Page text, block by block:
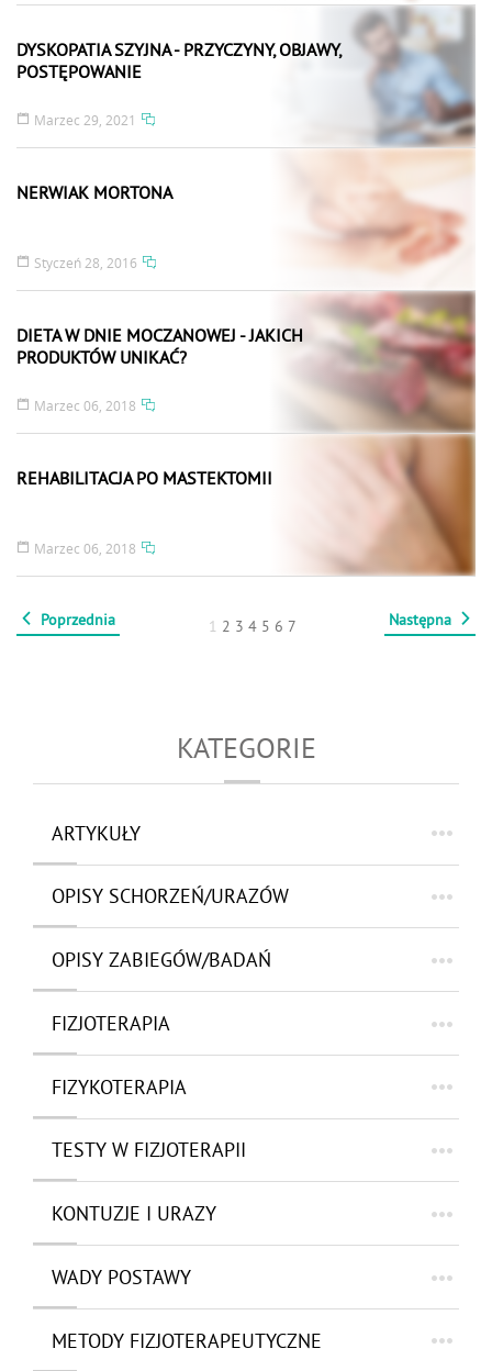
DYSKOPATIA SZYJNA - PRZYCZYNY, OBJAWY,
POSTĘPOWANIE
Marzec 29, 2021
NERWIAK MORTONA
Styczeń 28, 2016
DIETA W DNIE MOCZANOWEJ - JAKICH
PRODUKTÓW UNIKAĆ?
Marzec 06, 2018
REHABILITACJA PO MASTEKTOMII
Marzec 06, 2018
Poprzednia 1 2 3 4 5 6 7 Następna
KATEGORIE
ARTYKUŁY
OPISY SCHORZEŃ/URAZÓW
OPISY ZABIEGÓW/BADAŃ
FIZJOTERAPIA
FIZYKOTERAPIA
TESTY W FIZJOTERAPII
KONTUZJE I URAZY
WADY POSTAWY
METODY FIZJOTERAPEUTYCZNE